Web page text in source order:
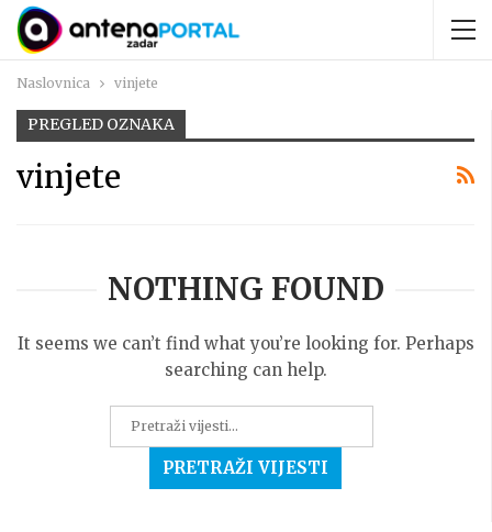
Naslovnica vinjete
PREGLED OZNAKA
vinjete
NOTHING FOUND
It seems we can’t find what you’re looking for. Perhaps
searching can help.